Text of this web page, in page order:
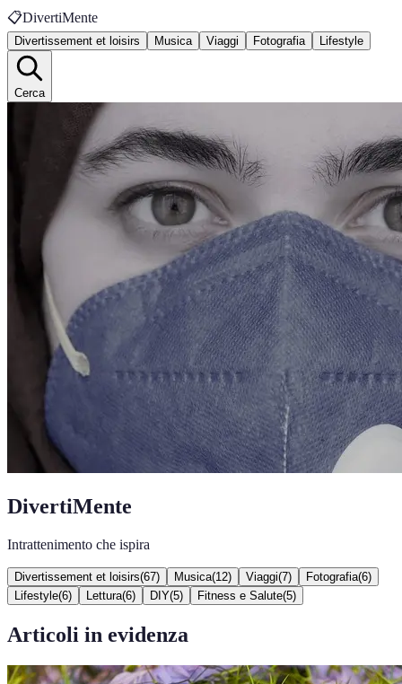
📋DivertiMente
Divertissement et loisirs Musica Viaggi Fotografia Lifestyle
Cerca
DivertiMente
Intrattenimento che ispira
Divertissement et loisirs(67) Musica(12) Viaggi(7) Fotografia(6)
Lifestyle(6) Lettura(6) DIY(5) Fitness e Salute(5)
Articoli in evidenza